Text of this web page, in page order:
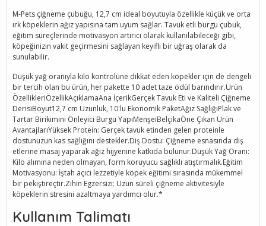
M-Pets çiğneme çubuğu, 12,7 cm ideal boyutuyla özellikle küçük ve orta
ırk köpeklerin ağız yapısına tam uyum sağlar. Tavuk etli burgu çubuk,
eğitim süreçlerinde motivasyon artırıcı olarak kullanılabileceği gibi,
köpeğinizin vakit geçirmesini sağlayan keyifli bir uğraş olarak da
sunulabilir.
Düşük yağ oranıyla kilo kontrolüne dikkat eden köpekler için de dengeli
bir tercih olan bu ürün, her pakette 10 adet taze ödül barındırır.Ürün
ÖzellikleriÖzellikAçıklamaAna İçerikGerçek Tavuk Eti ve Kaliteli Çiğneme
DerisiBoyut12,7 cm Uzunluk, 10'lu Ekonomik PaketAğız SağlığıPlak ve
Tartar Birikimini Önleyici Burgu YapıMenşeiBelçikaÖne Çıkan Ürün
AvantajlarıYüksek Protein: Gerçek tavuk etinden gelen proteinle
dostunuzun kas sağlığını destekler.Diş Dostu: Çiğneme esnasında diş
etlerine masaj yaparak ağız hijyenine katkıda bulunur.Düşük Yağ Oranı:
Kilo alımına neden olmayan, form koruyucu sağlıklı atıştırmalık.Eğitim
Motivasyonu: İştah açıcı lezzetiyle köpek eğitimi sırasında mükemmel
bir pekiştireçtir.Zihin Egzersizi: Uzun süreli çiğneme aktivitesiyle
köpeklerin stresini azaltmaya yardımcı olur.*
Kullanım Talimatı